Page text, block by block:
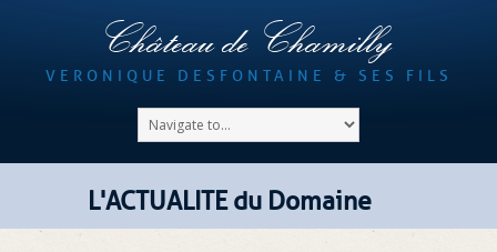
Château de Chamilly
VERONIQUE DESFONTAINE & SES FILS
L'ACTUALITE du Domaine